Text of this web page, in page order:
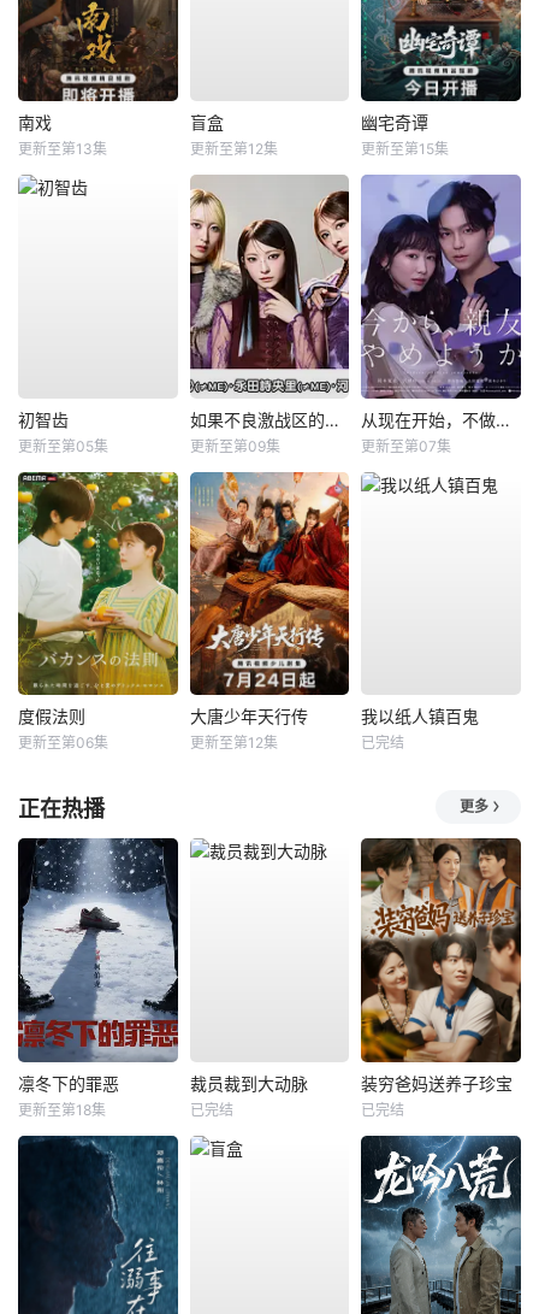
南戏
更新至第13集
盲盒
更新至第12集
幽宅奇谭
更新至第15集
初智齿
更新至第05集
如果不良激战区的四天王转生成了偶像团体？
更新至第09集
从现在开始，不做朋友了吧。
更新至第07集
度假法则
更新至第06集
大唐少年天行传
更新至第12集
我以纸人镇百鬼
已完结
正在热播 更多
凛冬下的罪恶
更新至第18集
裁员裁到大动脉
已完结
装穷爸妈送养子珍宝
已完结